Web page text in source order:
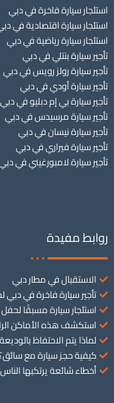
استئجار سيارة فاخرة في دبي
استئجار سيارة اقتصادية في
استئجار سيارة رياضية في دبي
تأجير سيارة بنتلي في دبي
تأجير سيارة رولز رويس في دبي
تأجير سيارة أودي في دبي
تأجير سيارة بي إم دبليو في دبي
تأجير سيارة مرسيدس في دبي
تأجير سيارة نيسان في دبي
تأجير سيارة فيراري في دبي
تأجير سيارة لامبورغيني في
روابط مفيدة
الاستقبال في مطار دبي
تأجير سيارة فاخرة في
استئجار سيارة مسبقًا
استكشف هذه الأماكن
لماذا يتم الاحتفاظ
كيفية حجز سيارة مع
أخطاء شائعة يرتكبها